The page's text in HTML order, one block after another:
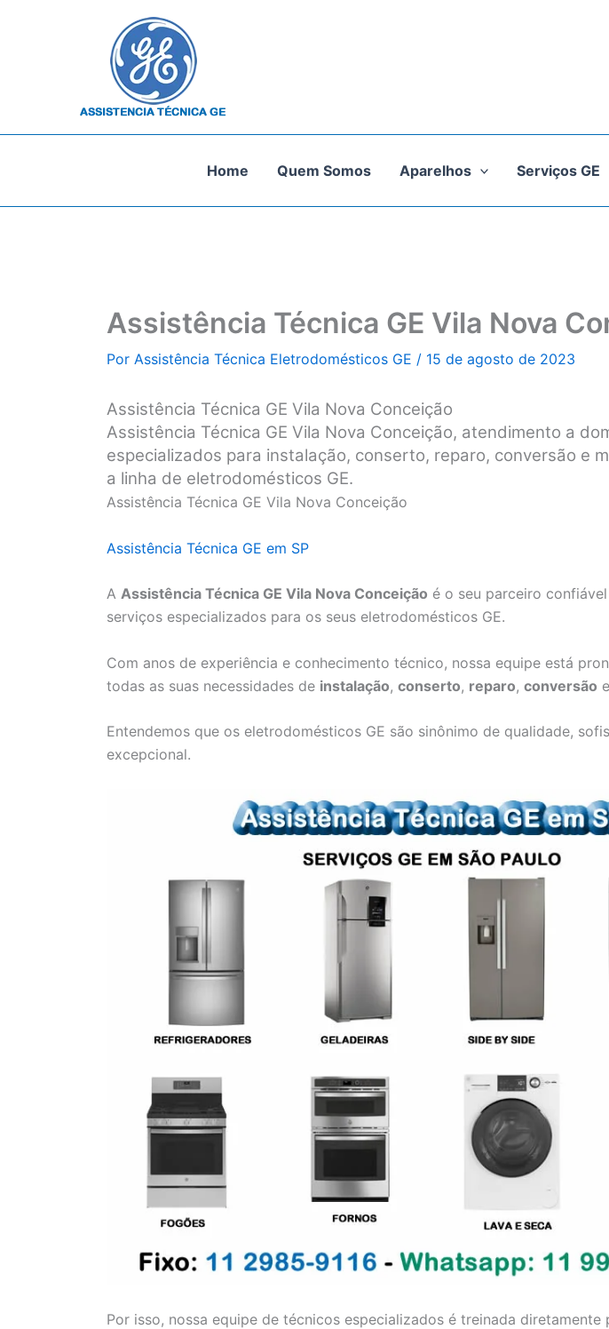
Home Quem Somos Aparelhos Serviços GE
Assistência Técnica GE Vila Nova
Por Assistência Técnica Eletrodomésticos GE / 15 de agosto de 2023
Assistência Técnica GE Vila Nova Conceição
Assistência Técnica GE Vila Nova Conceição, atendimento a
especializados para instalação, conserto, reparo, conversão e
a linha de eletrodomésticos GE.
Assistência Técnica GE Vila Nova Conceição
Assistência Técnica GE em SP
A Assistência Técnica GE Vila Nova Conceição é o seu parceiro
serviços especializados para os seus eletrodomésticos GE.
Com anos de experiência e conhecimento técnico, nossa equipe está
todas as suas necessidades de instalação, conserto, reparo, conversão e
Entendemos que os eletrodomésticos GE são sinônimo de qualidade,
excepcional.
Por isso, nossa equipe de técnicos especializados é treinada diretamente